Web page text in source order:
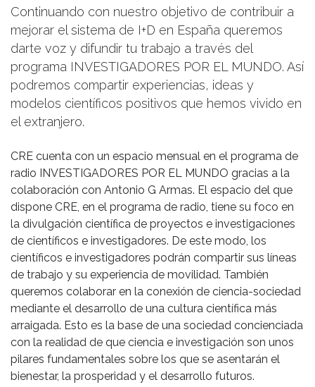
Continuando con nuestro objetivo de contribuir a
mejorar el sistema de I+D en España queremos
darte voz y difundir tu trabajo a través del
programa INVESTIGADORES POR EL MUNDO. Así
podremos compartir experiencias, ideas y
modelos científicos positivos que hemos vivido en
el extranjero.
CRE cuenta con un espacio mensual en el programa de
radio INVESTIGADORES POR EL MUNDO gracias a la
colaboración con Antonio G Armas. El espacio del que
dispone CRE, en el programa de radio, tiene su foco en
la divulgación científica de proyectos e investigaciones
de científicos e investigadores. De este modo, los
científicos e investigadores podrán compartir sus líneas
de trabajo y su experiencia de movilidad. También
queremos colaborar en la conexión de ciencia-sociedad
mediante el desarrollo de una cultura científica más
arraigada. Esto es la base de una sociedad concienciada
con la realidad de que ciencia e investigación son unos
pilares fundamentales sobre los que se asentarán el
bienestar, la prosperidad y el desarrollo futuros.